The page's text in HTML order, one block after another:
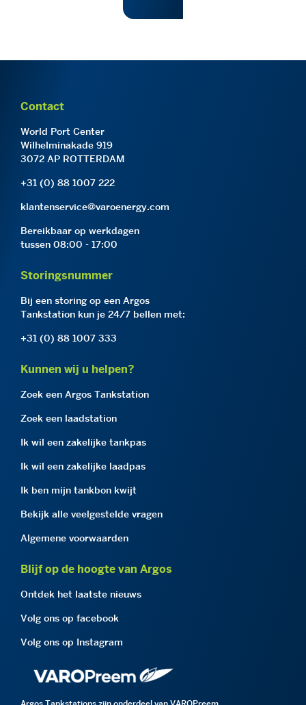
Contact
World Port Center
Wilhelminakade 919
3072 AP ROTTERDAM
+31 (0) 88 1007 222
klantenservice@varoenergy.com
Bereikbaar op werkdagen
tussen 08:00 - 17:00
Storingsnummer
Bij een storing op een Argos
Tankstation kun je 24/7 bellen met:
+31 (0) 88 1007 333
Kunnen wij u helpen?
Zoek een Argos Tankstation
Zoek een laadstation
Ik wil een zakelijke tankpas
Ik wil een zakelijke laadpas
Ik ben mijn tankbon kwijt
Bekijk alle veelgestelde vragen
Algemene voorwaarden
Blijf op de hoogte van Argos
Ontdek het laatste nieuws
Volg ons op facebook
Volg ons op Instagram